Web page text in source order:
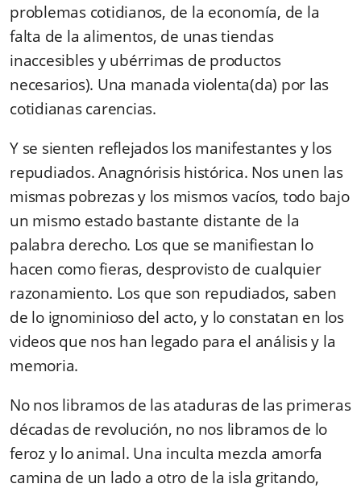
problemas cotidianos, de la economía, de la
falta de la alimentos, de unas tiendas
inaccesibles y ubérrimas de productos
necesarios). Una manada violenta(da) por las
cotidianas carencias.
Y se sienten reflejados los manifestantes y los
repudiados. Anagnórisis histórica. Nos unen las
mismas pobrezas y los mismos vacíos, todo bajo
un mismo estado bastante distante de la
palabra derecho. Los que se manifiestan lo
hacen como fieras, desprovisto de cualquier
razonamiento. Los que son repudiados, saben
de lo ignominioso del acto, y lo constatan en los
videos que nos han legado para el análisis y la
memoria.
No nos libramos de las ataduras de las primeras
décadas de revolución, no nos libramos de lo
feroz y lo animal. Una inculta mezcla amorfa
camina de un lado a otro de la isla gritando,